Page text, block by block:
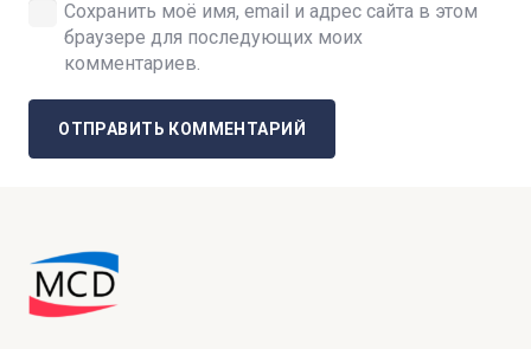
Сохранить моё имя, email и адрес сайта в этом
браузере для последующих моих
комментариев.
ОТПРАВИТЬ КОММЕНТАРИЙ